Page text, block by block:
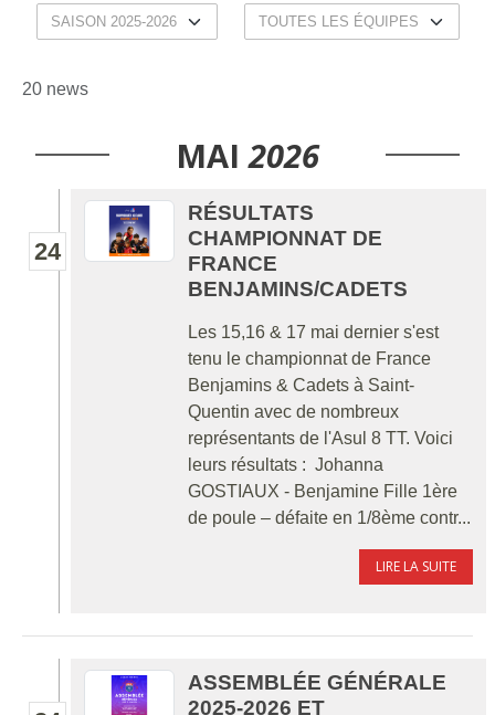
20 news
MAI 2026
24
RÉSULTATS
CHAMPIONNAT DE
FRANCE
BENJAMINS/CADETS
Les 15,16 & 17 mai dernier s'est
tenu le championnat de France
Benjamins & Cadets à Saint-
Quentin avec de nombreux
représentants de l'Asul 8 TT. Voici
leurs résultats : Johanna
GOSTIAUX - Benjamine Fille 1ère
de poule – défaite en 1/8ème contr...
LIRE LA SUITE
ASSEMBLÉE GÉNÉRALE
2025-2026 ET